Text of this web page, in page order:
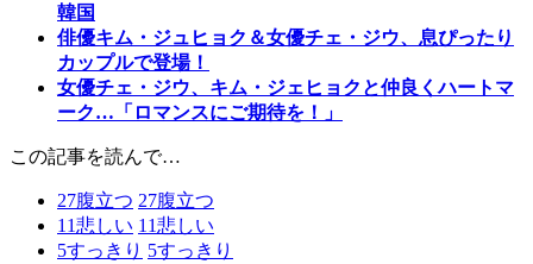
韓国
俳優キム・ジュヒョク＆女優チェ・ジウ、息ぴったり
カップルで登場！
女優チェ・ジウ、キム・ジェヒョクと仲良くハートマ
ーク…「ロマンスにご期待を！」
この記事を読んで…
27腹立つ 27腹立つ
11悲しい 11悲しい
5すっきり 5すっきり